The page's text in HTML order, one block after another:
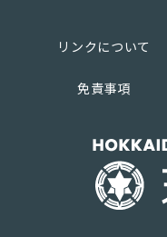
リンクについて
免責事項